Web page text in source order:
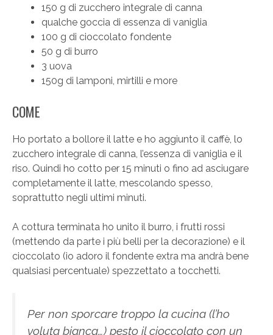
150 g di zucchero integrale di canna
qualche goccia di essenza di vaniglia
100 g di cioccolato fondente
50 g di burro
3 uova
150g di lamponi, mirtilli e more
COME
Ho portato a bollore il latte e ho aggiunto il caffè, lo
zucchero integrale di canna, l’essenza di vaniglia e il
riso. Quindi ho cotto per 15 minuti o fino ad asciugare
completamente il latte, mescolando spesso,
soprattutto negli ultimi minuti.
A cottura terminata ho unito il burro, i frutti rossi
(mettendo da parte i più belli per la decorazione) e il
cioccolato (io adoro il fondente extra ma andrà bene
qualsiasi percentuale) spezzettato a tocchetti.
Per non sporcare troppo la cucina (l’ho
voluta bianca…) pesto il cioccolato con un